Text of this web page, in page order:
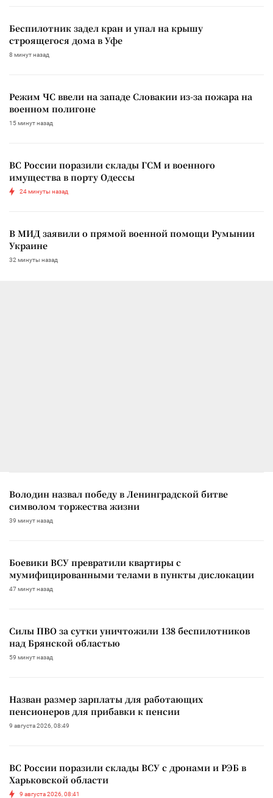
Беспилотник задел кран и упал на крышу
строящегося дома в Уфе
8 минут назад
Режим ЧС ввели на западе Словакии из-за пожара на
военном полигоне
15 минут назад
ВС России поразили склады ГСМ и военного
имущества в порту Одессы
24 минуты назад
В МИД заявили о прямой военной помощи Румынии
Украине
32 минуты назад
Володин назвал победу в Ленинградской битве
символом торжества жизни
39 минут назад
Боевики ВСУ превратили квартиры с
мумифицированными телами в пункты дислокации
47 минут назад
Силы ПВО за сутки уничтожили 138 беспилотников
над Брянской областью
59 минут назад
Назван размер зарплаты для работающих
пенсионеров для прибавки к пенсии
9 августа 2026, 08:49
ВС России поразили склады ВСУ с дронами и РЭБ в
Харьковской области
9 августа 2026, 08:41